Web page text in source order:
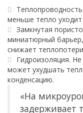
меньше тепло
Замкнутая
миниатюрный
снижает
Гидроизоляция.
может ухудшать
конденсацию.
«На
задерживает